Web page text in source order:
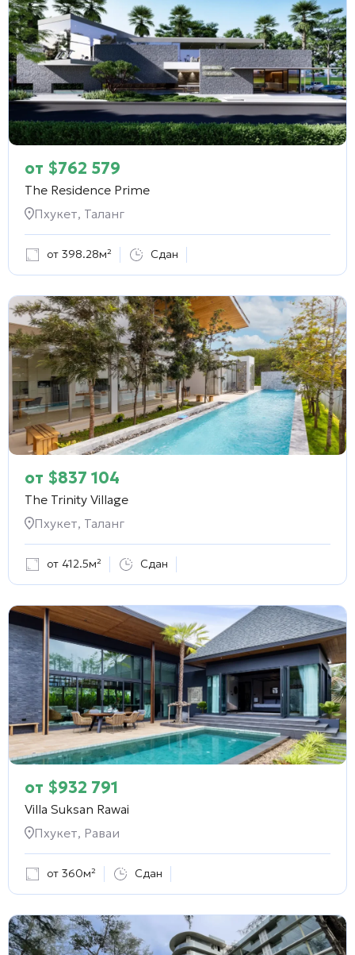
от $762 579
The Residence Prime
Пхукет, Таланг
от 398.28м² Сдан
от $837 104
The Trinity Village
Пхукет, Таланг
от 412.5м² Сдан
от $932 791
Villa Suksan Rawai
Пхукет, Раваи
от 360м² Сдан